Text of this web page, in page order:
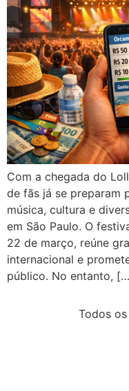
Com a chegada do
de fãs já se preparam
música, cultura e
em São Paulo. O
22 de março, reúne
internacional e
público. No entanto,
Todos